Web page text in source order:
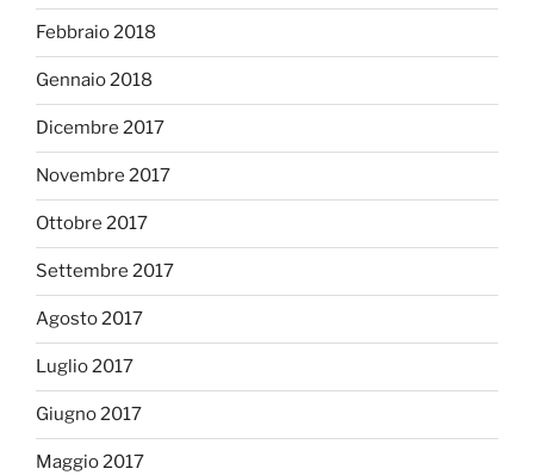
Febbraio 2018
Gennaio 2018
Dicembre 2017
Novembre 2017
Ottobre 2017
Settembre 2017
Agosto 2017
Luglio 2017
Giugno 2017
Maggio 2017